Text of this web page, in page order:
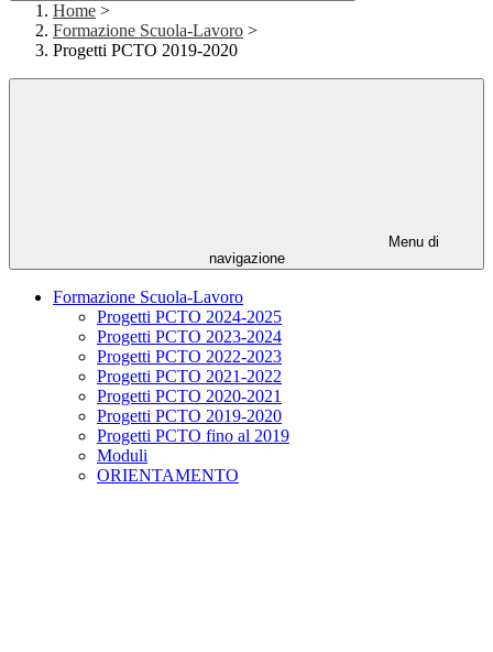
Home >
Formazione Scuola-Lavoro >
Progetti PCTO 2019-2020
Menu di
navigazione
Formazione Scuola-Lavoro
Progetti PCTO 2024-2025
Progetti PCTO 2023-2024
Progetti PCTO 2022-2023
Progetti PCTO 2021-2022
Progetti PCTO 2020-2021
Progetti PCTO 2019-2020
Progetti PCTO fino al 2019
Moduli
ORIENTAMENTO